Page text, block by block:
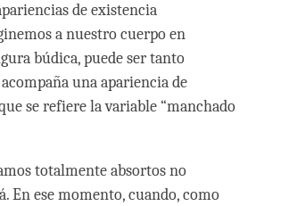
de existencia
a nuestro cuerpo en
búdica, puede ser tanto
una apariencia de
se refiere la variable “manchado
totalmente absortos no
En ese momento, cuando, como